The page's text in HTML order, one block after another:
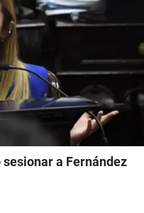
a Fernández